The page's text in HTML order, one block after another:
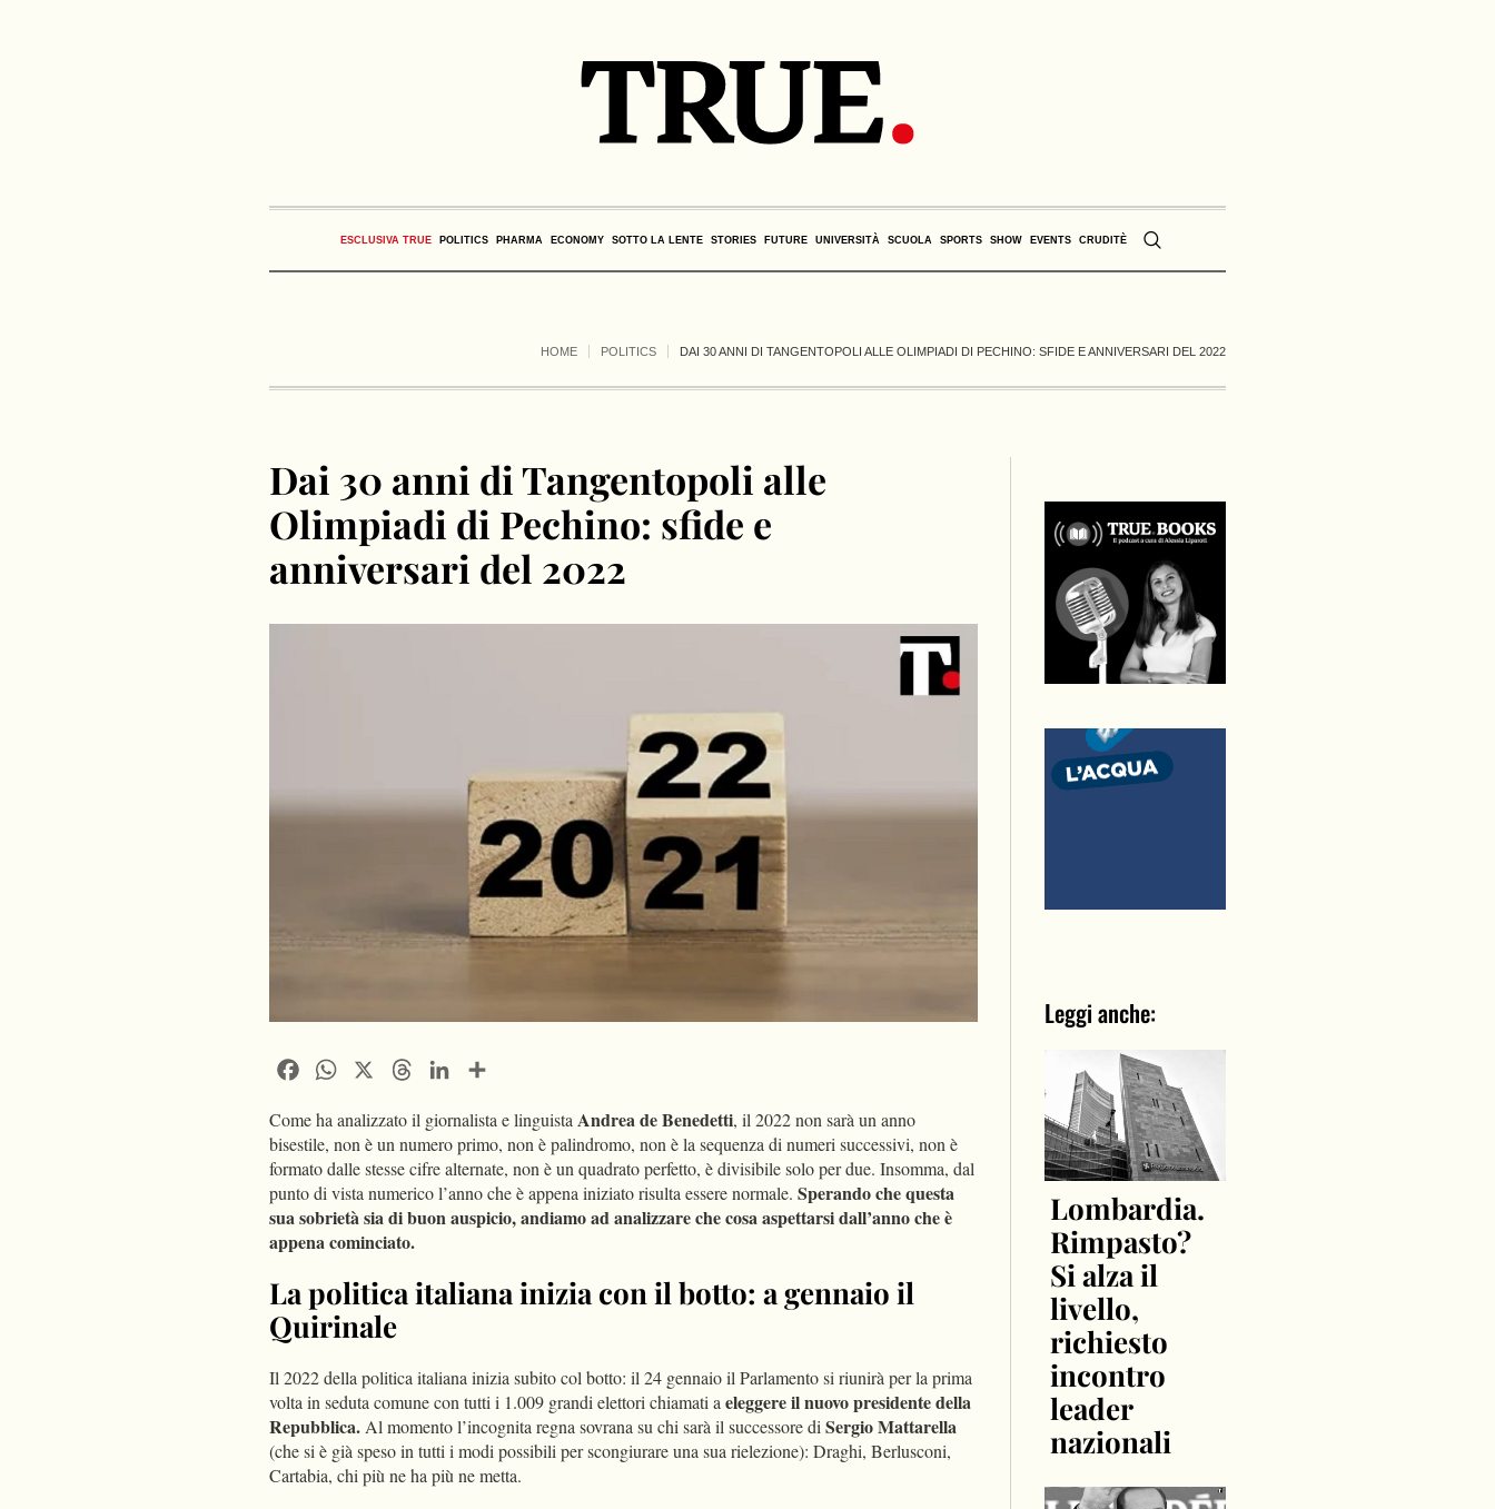
ESCLUSIVA TRUE POLITICS PHARMA ECONOMY SOTTO LA LENTE STORIES FUTURE UNIVERSITÀ SCUOLA SPORTS SHOW EVENTS CRUDITÈ
HOME POLITICS DAI 30 ANNI DI TANGENTOPOLI ALLE OLIMPIADI DI PECHINO: SFIDE E ANNIVERSARI DEL 2022
Dai 30 anni di Tangentopoli alle
Olimpiadi di Pechino: sfide e
anniversari del 2022
FacebookWhatsApp ThreadsLinkedIn
Come ha analizzato il giornalista e linguistaAndrea de Benedetti, il 2022 non sarà un anno
bisestile, non è un numero primo, non è palindromo, non è la sequenza di numeri successivi, non è
formato dalle stesse cifre alternate, non è un quadrato perfetto, è divisibile solo per due. Insomma, dal
punto di vista numerico l’anno che è appena iniziato risulta essere normale. Sperando che questa
sua sobrietà sia di buon auspicio, andiamo ad analizzare che cosa aspettarsi dall’anno che è
appena cominciato.
La politica italiana inizia con il botto: a gennaio il
Quirinale
Il 2022 della politica italiana inizia subito col botto: il 24 gennaio il Parlamento si riunirà per la prima
volta in seduta comune con tutti i 1.009 grandi elettori chiamati aeleggere il nuovo presidente della
Repubblica.Al momento l’incognita regna sovrana su chi sarà il successore diSergio Mattarella
(che si è già speso in tutti i modi possibili per scongiurare una sua rielezione): Draghi, Berlusconi,
Cartabia, chi più ne ha più ne metta.
Leggi anche:
Lombardia.
Rimpasto?
Si alza il
livello,
richiesto
incontro
leader
nazionali